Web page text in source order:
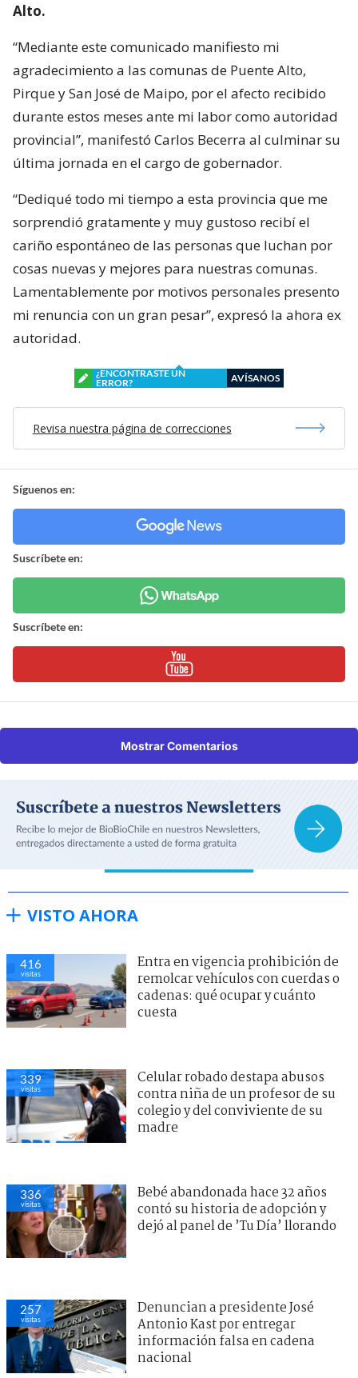
Alto.
“Mediante este comunicado manifiesto mi
agradecimiento a las comunas de Puente Alto,
Pirque y San José de Maipo, por el afecto recibido
durante estos meses ante mi labor como autoridad
provincial”, manifestó Carlos Becerra al culminar su
última jornada en el cargo de gobernador.
“Dediqué todo mi tiempo a esta provincia que me
sorprendió gratamente y muy gustoso recibí el
cariño espontáneo de las personas que luchan por
cosas nuevas y mejores para nuestras comunas.
Lamentablemente por motivos personales presento
mi renuncia con un gran pesar”, expresó la ahora ex
autoridad.
¿ENCONTRASTE UN
ERROR?
AVÍSANOS
Revisa nuestra página de correcciones
Síguenos en:
Suscríbete en:
Suscríbete en:
Mostrar Comentarios
VISTO AHORA
416
visitas
Entra en vigencia prohibición de
remolcar vehículos con cuerdas o
cadenas: qué ocupar y cuánto
cuesta
339
visitas
Celular robado destapa abusos
contra niña de un profesor de su
colegio y del conviviente de su
madre
336
visitas
Bebé abandonada hace 32 años
contó su historia de adopción y
dejó al panel de ’Tu Día’ llorando
257
visitas
Denuncian a presidente José
Antonio Kast por entregar
información falsa en cadena
nacional